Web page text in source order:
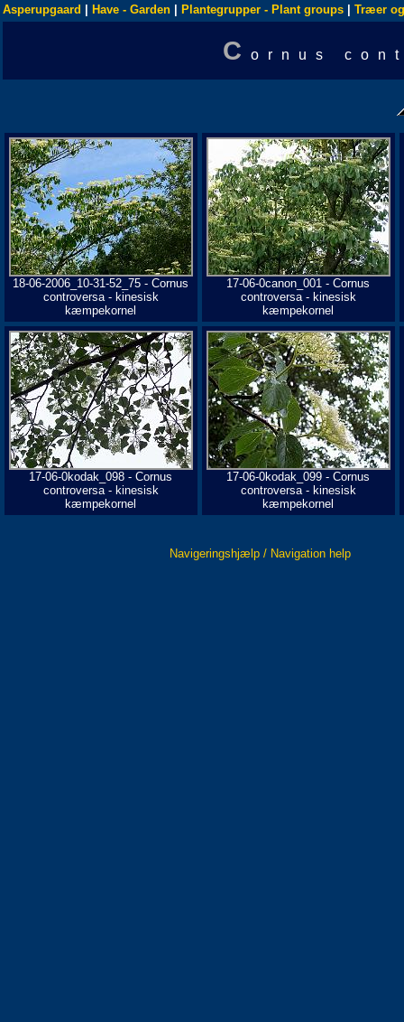
Asperupgaard Have - Garden Plantegrupper - Plant groups Træer
C ornus
18-06-2006_10-31-52_75 - Cornus
controversa - kinesisk
kæmpekornel
17-06-0canon_001 - Cornus
controversa - kinesisk
kæmpekornel
17-06-0kodak_098 - Cornus
controversa - kinesisk
kæmpekornel
17-06-0kodak_099 - Cornus
controversa - kinesisk
kæmpekornel
Navigeringshjælp / Navigation help